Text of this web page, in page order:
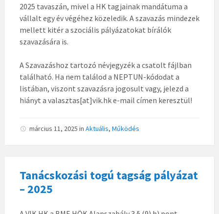
2025 tavaszán, mivel a HK tagjainak mandátuma a
vállalt egy év végéhez közeledik. A szavazás mindezek
mellett kitér a szociális pályázatokat bírálók
szavazására is.
A Szavazáshoz tartozó névjegyzék a csatolt fájlban
található. Ha nem találod a NEPTUN-kódodat a
listában, viszont szavazásra jogosult vagy, jelezd a
hiányt a valasztas[at]vik.hk e-mail címen keresztül!
március 11, 2025 in Aktuális, Működés
Tanácskozási togú tagság pályázat
– 2025